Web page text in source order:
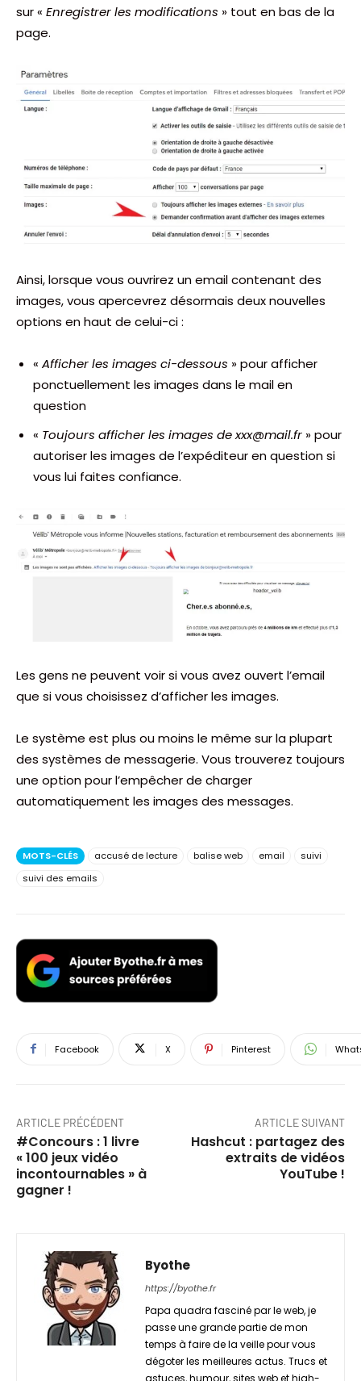
sur « Enregistrer les modifications » tout en bas de la
page.
Ainsi, lorsque vous ouvrirez un email contenant des
images, vous apercevrez désormais deux nouvelles
options en haut de celui-ci :
« Afficher les images ci-dessous » pour afficher
ponctuellement les images dans le mail en
question
« Toujours afficher les images de xxx@mail.fr » pour
autoriser les images de l’expéditeur en question si
vous lui faites confiance.
Les gens ne peuvent voir si vous avez ouvert l’email
que si vous choisissez d’afficher les images.
Le système est plus ou moins le même sur la plupart
des systèmes de messagerie. Vous trouverez toujours
une option pour l’empêcher de charger
automatiquement les images des messages.
MOTS-CLÉS accusé de lecture balise web email
suivi
suivi des emails
Facebook X Pinterest
ARTICLE PRÉCÉDENT
#Concours : 1 livre
« 100 jeux vidéo
incontournables » à
gagner !
ARTICLE SUIVANT
Hashcut : partagez des
extraits de vidéos
YouTube !
Byothe
https://byothe.fr
Papa quadra fasciné par le web, je
passe une grande partie de mon
temps à faire de la veille pour vous
dégoter les meilleures actus. Trucs et
astuces, humour, sites web et high-